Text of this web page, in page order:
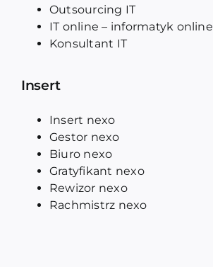
Outsourcing IT
IT online – informatyk online
Konsultant IT
Insert
Insert nexo
Gestor nexo
Biuro nexo
Gratyfikant nexo
Rewizor nexo
Rachmistrz nexo